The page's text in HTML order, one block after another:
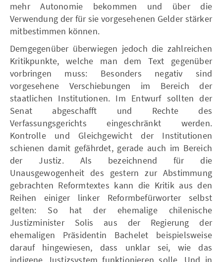
mehr Autonomie bekommen und über die
Verwendung der für sie vorgesehenen Gelder stärker
mitbestimmen können.
Demgegenüber überwiegen jedoch die zahlreichen
Kritikpunkte, welche man dem Text gegenüber
vorbringen muss: Besonders negativ sind
vorgesehene Verschiebungen im Bereich der
staatlichen Institutionen. Im Entwurf sollten der
Senat abgeschafft und Rechte des
Verfassungsgerichts eingeschränkt werden.
Kontrolle und Gleichgewicht der Institutionen
schienen damit gefährdet, gerade auch im Bereich
der Justiz. Als bezeichnend für die
Unausgewogenheit des gestern zur Abstimmung
gebrachten Reformtextes kann die Kritik aus den
Reihen einiger linker Reformbefürworter selbst
gelten: So hat der ehemalige chilenische
Justizminister Solis aus der Regierung der
ehemaligen Präsidentin Bachelet beispielsweise
darauf hingewiesen, dass unklar sei, wie das